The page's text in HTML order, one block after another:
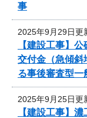
事
2025年9月29日更
【建設工事】
交付金（急傾斜
る事後審査型一
2025年9月25日更
【建設工事】